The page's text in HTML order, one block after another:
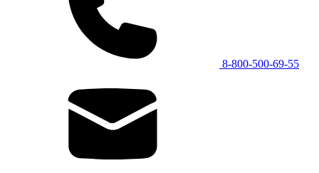
8-800-500-69-55